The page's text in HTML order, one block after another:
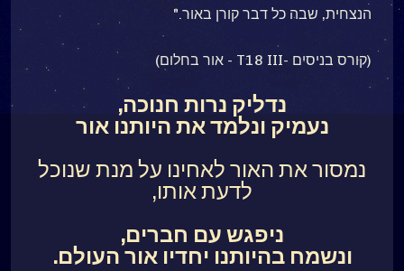
הנצחית, שבה כל דבר קורן באור."
(קורס בניסים -T18 III - אור בחלום)
נדליק נרות חנוכה,
נעמיק ונלמד את היותנו אור
נמסור את האור לאחינו על מנת שנוכל
לדעת אותו,
ניפגש עם חברים,
ונשמח בהיותנו יחדיו אור העולם.